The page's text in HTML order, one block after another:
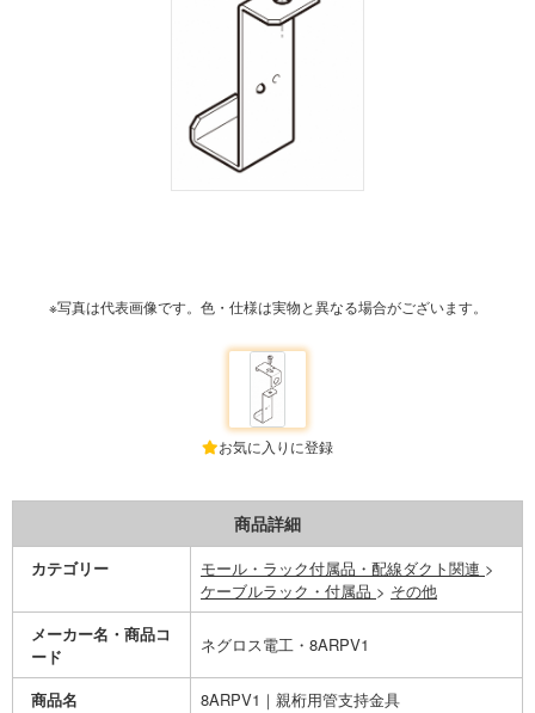
※写真は代表画像です。色・仕様は実物と異なる場合がございます。
お気に入りに登録
商品詳細
カテゴリー モール・ラック付属品・配線ダクト関連 >
ケーブルラック・付属品 > その他
メーカー名・商品コ
ード
ネグロス電工・8ARPV1
商品名
8ARPV1｜親桁用管支持金具